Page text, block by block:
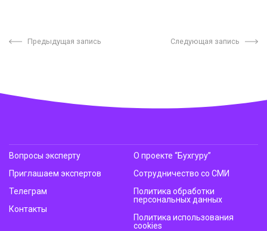
Предыдущая запись Следующая запись
Вопросы эксперту
Приглашаем экспертов
Телеграм
Контакты
О проекте “Бухгуру”
Сотрудничество со СМИ
Политика обработки
персональных данных
Политика использования
cookies